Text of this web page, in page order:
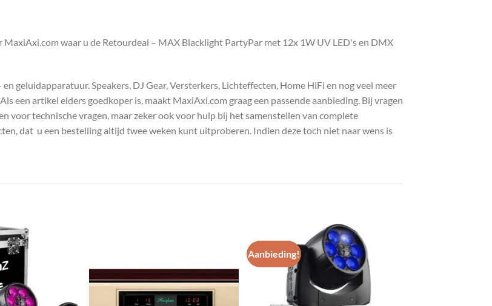
MaxiAxi.com waar u de Retourdeal – MAX Blacklight PartyPar met 12x 1W UV LED's en DMX
geluidapparatuur. Speakers, DJ Gear, Versterkers, Lichteffecten, Home HiFi en nog veel meer
een artikel elders goedkoper is, maakt MaxiAxi.com graag een passende aanbieding. Bij vragen
voor technische vragen, maar zeker ook voor hulp bij het samenstellen van complete
dat u een bestelling altijd twee weken kunt uitproberen. Indien deze toch niet naar wens is
Toevoegen
aan
wenslijst
Aanbieding!
Toevoegen